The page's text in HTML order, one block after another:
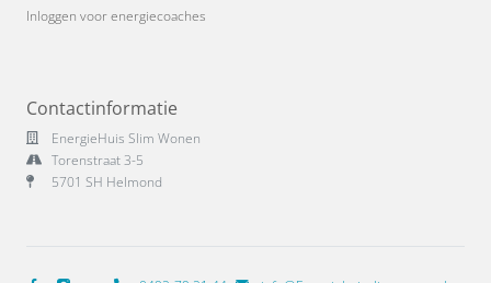
Inloggen voor energiecoaches
Contactinformatie
EnergieHuis Slim Wonen
Torenstraat 3-5
5701 SH Helmond